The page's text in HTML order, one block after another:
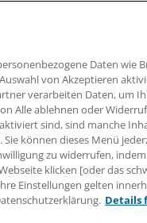
acht Minuten täglich
um 20
der Deutschen
Daten wie
von Akzeptieren
verarbeiten Daten, um
Alle ablehnen oder
sind, sind manche
können dieses Menü
zu widerrufen, indem
klicken [oder das
Einstellungen gelten
Details